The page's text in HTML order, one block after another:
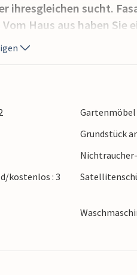
ihresgleichen sucht.
Haus aus haben Sie
Sie den Horizont.
die beste Empfehlung
Austern und
Gartenmöbel
Grundstück
kostenlos : 3